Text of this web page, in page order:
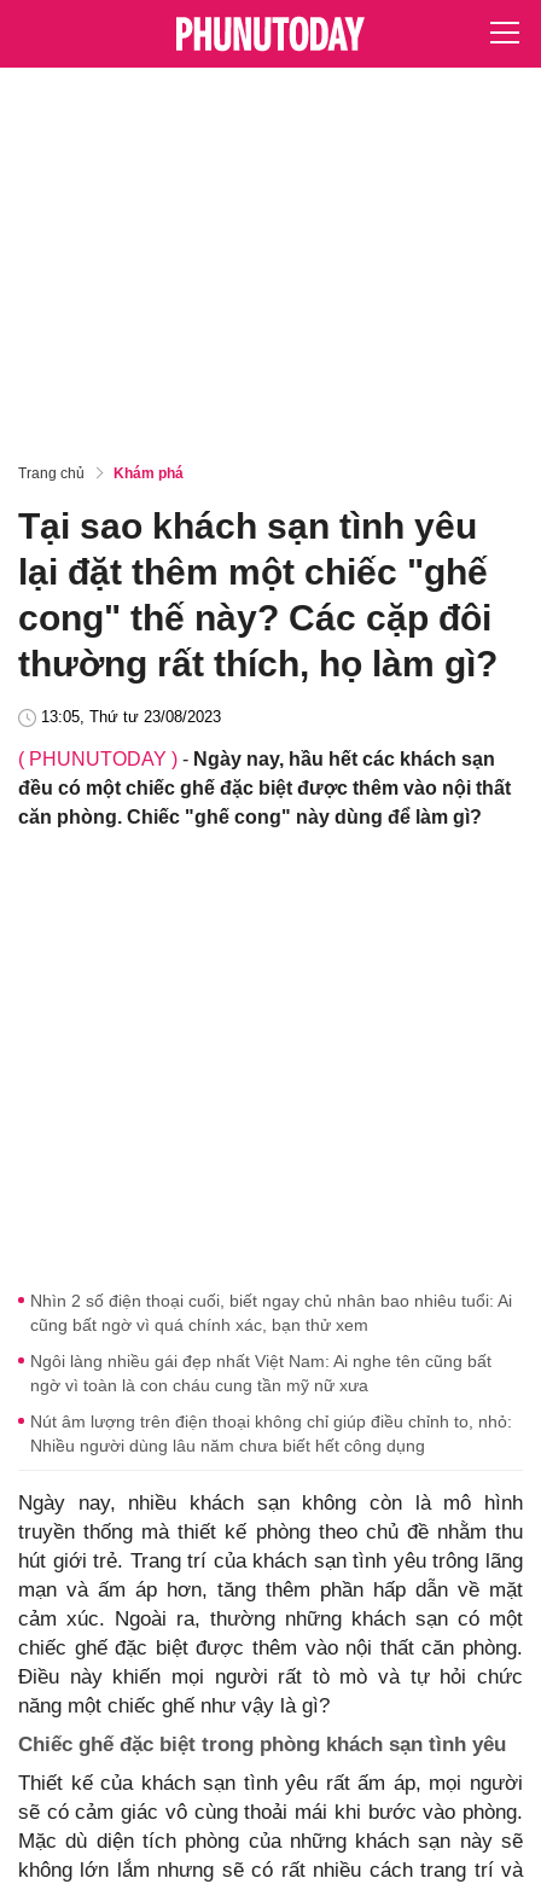
Trang chủ Khám phá
Tại sao khách sạn tình yêu
lại đặt thêm một chiếc "ghế
cong" thế này? Các cặp đôi
thường rất thích, họ làm gì?
13:05, Thứ tư 23/08/2023
( PHUNUTODAY ) - Ngày nay, hầu hết các khách sạn
đều có một chiếc ghế đặc biệt được thêm vào nội thất
căn phòng. Chiếc "ghế cong" này dùng để làm gì?
Nhìn 2 số điện thoại cuối, biết ngay chủ nhân bao nhiêu tuổi: Ai
cũng bất ngờ vì quá chính xác, bạn thử xem
Ngôi làng nhiều gái đẹp nhất Việt Nam: Ai nghe tên cũng bất
ngờ vì toàn là con cháu cung tần mỹ nữ xưa
Nút âm lượng trên điện thoại không chỉ giúp điều chỉnh to, nhỏ:
Nhiều người dùng lâu năm chưa biết hết công dụng
Ngày nay, nhiều khách sạn không còn là mô hình
truyền thống mà thiết kế phòng theo chủ đề nhằm thu
hút giới trẻ. Trang trí của khách sạn tình yêu trông lãng
mạn và ấm áp hơn, tăng thêm phần hấp dẫn về mặt
cảm xúc. Ngoài ra, thường những khách sạn có một
chiếc ghế đặc biệt được thêm vào nội thất căn phòng.
Điều này khiến mọi người rất tò mò và tự hỏi chức
năng một chiếc ghế như vậy là gì?
Chiếc ghế đặc biệt trong phòng khách sạn tình yêu
Thiết kế của khách sạn tình yêu rất ấm áp, mọi người
sẽ có cảm giác vô cùng thoải mái khi bước vào phòng.
Mặc dù diện tích phòng của những khách sạn này sẽ
không lớn lắm nhưng sẽ có rất nhiều cách trang trí và